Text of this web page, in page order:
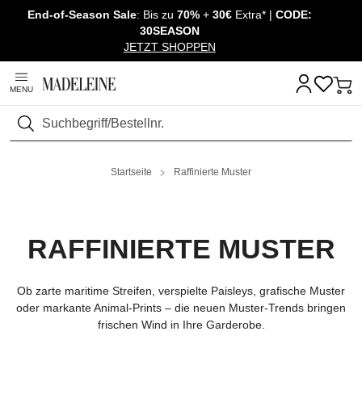
Überspringe Navigation, direkt zum Content
End-of-Season Sale: Bis zu 70% + 30€ Extra* | CODE:
30SEASON
JETZT SHOPPEN
MENU
Suchen
Startseite Raffinierte Muster
RAFFINIERTE MUSTER
Ob zarte maritime Streifen, verspielte Paisleys, grafische Muster
oder markante Animal-Prints – die neuen Muster-Trends bringen
frischen Wind in Ihre Garderobe.